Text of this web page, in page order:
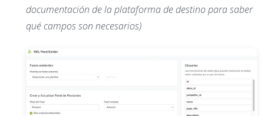
documentación de la plataforma de destino para saber
qué campos son necesarios)